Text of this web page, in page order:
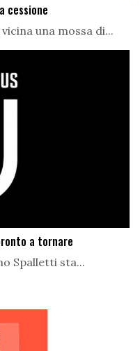
cessione
una mossa di...
a tornare
Spalletti sta...